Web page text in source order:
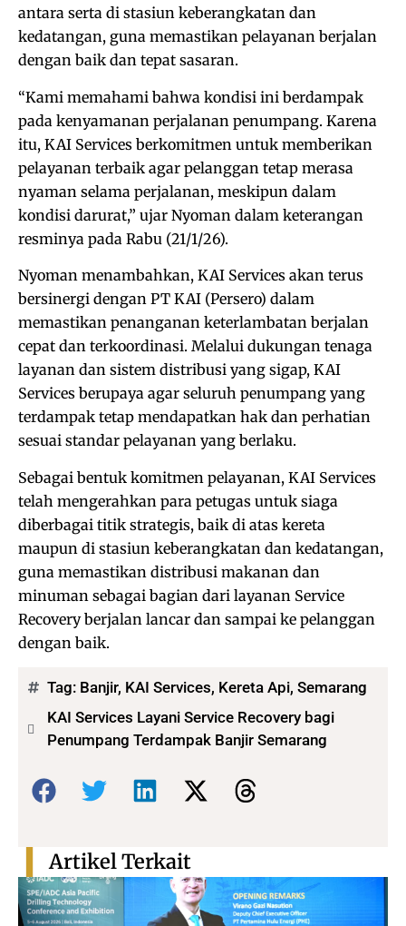
antara serta di stasiun keberangkatan dan
kedatangan, guna memastikan pelayanan berjalan
dengan baik dan tepat sasaran.
⁠“Kami memahami bahwa kondisi ini berdampak
pada kenyamanan perjalanan penumpang. Karena
itu, KAI Services berkomitmen untuk memberikan
pelayanan terbaik agar pelanggan tetap merasa
nyaman selama perjalanan, meskipun dalam
kondisi darurat,” ujar Nyoman dalam keterangan
resminya pada Rabu (21/1/26).
Nyoman menambahkan, KAI Services akan terus
bersinergi dengan PT KAI (Persero) dalam
memastikan penanganan keterlambatan berjalan
cepat dan terkoordinasi. Melalui dukungan tenaga
layanan dan sistem distribusi yang sigap, KAI
Services berupaya agar seluruh penumpang yang
terdampak tetap mendapatkan hak dan perhatian
sesuai standar pelayanan yang berlaku.
Sebagai bentuk komitmen pelayanan, KAI Services
telah mengerahkan para petugas untuk siaga
diberbagai titik strategis, baik di atas kereta
maupun di stasiun keberangkatan dan kedatangan,
guna memastikan distribusi makanan dan
minuman sebagai bagian dari layanan Service
Recovery berjalan lancar dan sampai ke pelanggan
dengan baik.
Tag: Banjir, KAI Services, Kereta Api, Semarang
KAI Services Layani Service Recovery bagi
Penumpang Terdampak Banjir Semarang
Bagikan:
Artikel Terkait